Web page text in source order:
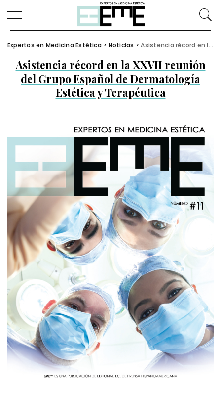
Expertos en Medicina Estética > Noticias >Asistencia récord en la XXVII reunión del Grupo Español de Dermatología Estética y Terapéutica
Asistencia récord en la XXVII reunión
del Grupo Español de Dermatología
Estética y Terapéutica